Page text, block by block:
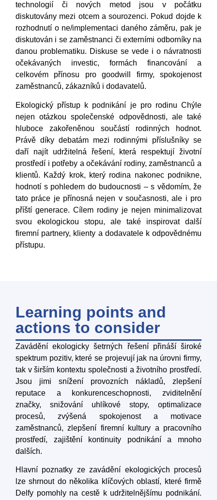
technologií či nových metod jsou v počátku
diskutovány mezi otcem a sourozenci. Pokud dojde k
rozhodnutí o ne/implementaci daného záměru, pak je
diskutován i se zaměstnanci či externími odborníky na
danou problematiku. Diskuse se vede i o návratnosti
očekávaných investic, formách financování a
celkovém přínosu pro goodwill firmy, spokojenost
zaměstnanců, zákazníků i dodavatelů.
Ekologický přístup k podnikání je pro rodinu Chýle
nejen otázkou společenské odpovědnosti, ale také
hluboce zakořeněnou součástí rodinných hodnot.
Právě díky debatám mezi rodinnými příslušníky se
daří najít udržitelná řešení, která respektují životní
prostředí i potřeby a očekávání rodiny, zaměstnanců a
klientů. Každý krok, který rodina nakonec podnikne,
hodnotí s pohledem do budoucnosti – s vědomím, že
tato práce je přínosná nejen v současnosti, ale i pro
příští generace. Cílem rodiny je nejen minimalizovat
svou ekologickou stopu, ale také inspirovat další
firemní partnery, klienty a dodavatele k odpovědnému
přístupu.
Learning points and
actions to consider
Zavádění ekologicky šetrných řešení přináší široké
spektrum pozitiv, které se projevují jak na úrovni firmy,
tak v širším kontextu společnosti a životního prostředí.
Jsou jimi snížení provozních nákladů, zlepšení
reputace a konkurenceschopnosti, zviditelnění
značky, snižování uhlíkové stopy, optimalizace
procesů, zvýšená spokojenost a motivace
zaměstnanců, zlepšení firemní kultury a pracovního
prostředí, zajištění kontinuity podnikání a mnoho
dalších.
Hlavní poznatky ze zavádění ekologických procesů
lze shrnout do několika klíčových oblastí, které firmě
Delfy pomohly na cestě k udržitelnějšímu podnikání.